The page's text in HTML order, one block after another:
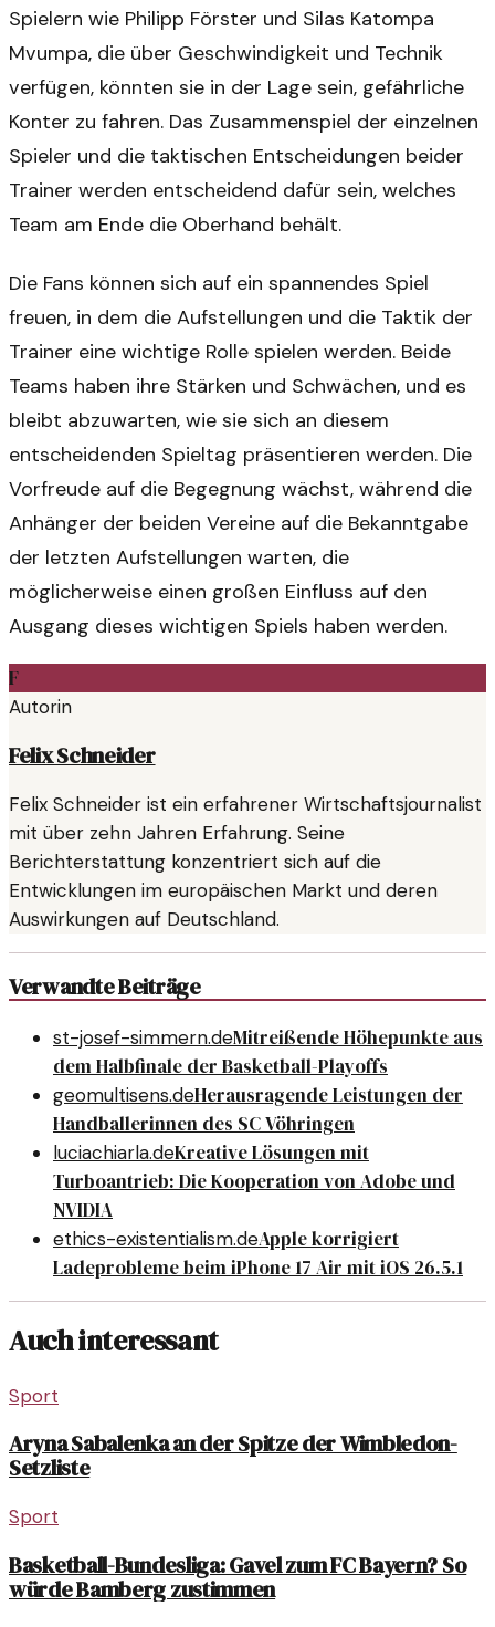
Spielern wie Philipp Förster und Silas Katompa
Mvumpa, die über Geschwindigkeit und Technik
verfügen, könnten sie in der Lage sein, gefährliche
Konter zu fahren. Das Zusammenspiel der einzelnen
Spieler und die taktischen Entscheidungen beider
Trainer werden entscheidend dafür sein, welches
Team am Ende die Oberhand behält.
Die Fans können sich auf ein spannendes Spiel
freuen, in dem die Aufstellungen und die Taktik der
Trainer eine wichtige Rolle spielen werden. Beide
Teams haben ihre Stärken und Schwächen, und es
bleibt abzuwarten, wie sie sich an diesem
entscheidenden Spieltag präsentieren werden. Die
Vorfreude auf die Begegnung wächst, während die
Anhänger der beiden Vereine auf die Bekanntgabe
der letzten Aufstellungen warten, die
möglicherweise einen großen Einfluss auf den
Ausgang dieses wichtigen Spiels haben werden.
F
Autorin
Felix Schneider
Felix Schneider ist ein erfahrener Wirtschaftsjournalist
mit über zehn Jahren Erfahrung. Seine
Berichterstattung konzentriert sich auf die
Entwicklungen im europäischen Markt und deren
Auswirkungen auf Deutschland.
Verwandte Beiträge
st-josef-simmern.deMitreißende Höhepunkte aus
dem Halbfinale der Basketball-Playoffs
geomultisens.deHerausragende Leistungen der
Handballerinnen des SC Vöhringen
luciachiarla.deKreative Lösungen mit
Turboantrieb: Die Kooperation von Adobe und
NVIDIA
ethics-existentialism.deApple korrigiert
Ladeprobleme beim iPhone 17 Air mit iOS 26.5.1
Auch interessant
Sport
Aryna Sabalenka an der Spitze der Wimbledon-
Setzliste
Sport
Basketball-Bundesliga: Gavel zum FC Bayern? So
würde Bamberg zustimmen